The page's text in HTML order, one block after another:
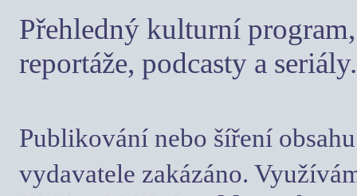
Přehledný kulturní
reportáže, podcasty a seriály.
Publikování nebo šíření
vydavatele zakázáno.